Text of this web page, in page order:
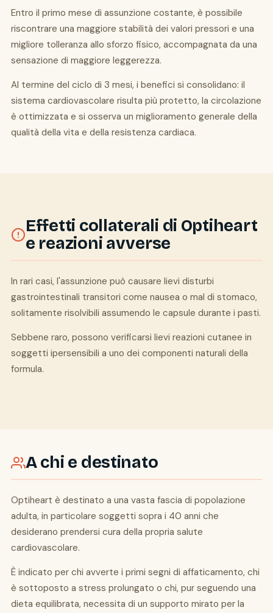
Entro il primo mese di assunzione costante, è possibile
riscontrare una maggiore stabilità dei valori pressori e una
migliore tolleranza allo sforzo fisico, accompagnata da una
sensazione di maggiore leggerezza.
Al termine del ciclo di 3 mesi, i benefici si consolidano: il
sistema cardiovascolare risulta più protetto, la circolazione
è ottimizzata e si osserva un miglioramento generale della
qualità della vita e della resistenza cardiaca.
Effetti collaterali di Optiheart
e reazioni avverse
In rari casi, l'assunzione può causare lievi disturbi
gastrointestinali transitori come nausea o mal di stomaco,
solitamente risolvibili assumendo le capsule durante i pasti.
Sebbene raro, possono verificarsi lievi reazioni cutanee in
soggetti ipersensibili a uno dei componenti naturali della
formula.
A chi e destinato
Optiheart è destinato a una vasta fascia di popolazione
adulta, in particolare soggetti sopra i 40 anni che
desiderano prendersi cura della propria salute
cardiovascolare.
È indicato per chi avverte i primi segni di affaticamento, chi
è sottoposto a stress prolungato o chi, pur seguendo una
dieta equilibrata, necessita di un supporto mirato per la